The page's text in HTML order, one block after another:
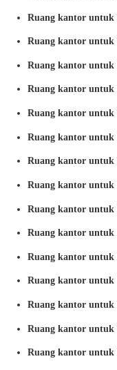
Ruang kantor untuk
Ruang kantor untuk
Ruang kantor untuk
Ruang kantor untuk
Ruang kantor untuk
Ruang kantor untuk
Ruang kantor untuk
Ruang kantor
Ruang kantor untuk
Ruang kantor untuk
Ruang kantor untuk
Ruang kantor untuk
Ruang kantor untuk
Ruang kantor untuk
Ruang kantor untuk